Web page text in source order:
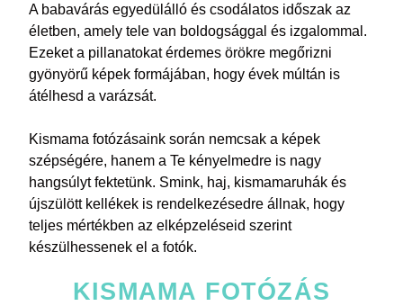
A babavárás egyedülálló és csodálatos időszak az
életben, amely tele van boldogsággal és izgalommal.
Ezeket a pillanatokat érdemes örökre megőrizni
gyönyörű képek formájában, hogy évek múltán is
átélhesd a varázsát.
Kismama fotózásaink során nemcsak a képek
szépségére, hanem a Te kényelmedre is nagy
hangsúlyt fektetünk. Smink, haj, kismamaruhák és
újszülött kellékek is rendelkezésedre állnak, hogy
teljes mértékben az elképzeléseid szerint
készülhessenek el a fotók.
KISMAMA FOTÓZÁS